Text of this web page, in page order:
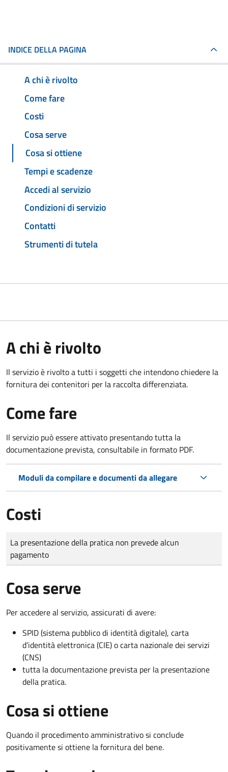
INDICE DELLA PAGINA
A chi è rivolto
Come fare
Costi
Cosa serve
Cosa si ottiene
Tempi e scadenze
Accedi al servizio
Condizioni di servizio
Contatti
Strumenti di tutela
A chi è rivolto
Il servizio è rivolto a tutti i soggetti che intendono chiedere la
fornitura dei contenitori per la raccolta differenziata.
Come fare
Il servizio può essere attivato presentando tutta la
documentazione prevista, consultabile in formato PDF.
Moduli da compilare e documenti da allegare
Costi
Tipo di pagamento
Importo
La presentazione della pratica non prevede alcun
pagamento
Cosa serve
Per accedere al servizio, assicurati di avere:
SPID (sistema pubblico di identità digitale), carta
d’identità elettronica (CIE) o carta nazionale dei servizi
(CNS)
tutta la documentazione prevista per la presentazione
della pratica.
Cosa si ottiene
Quando il procedimento amministrativo si conclude
positivamente si ottiene la fornitura del bene.